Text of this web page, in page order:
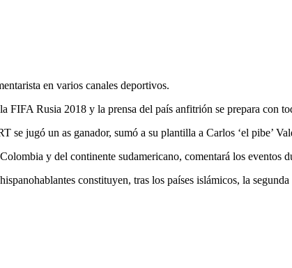
en varios canales deportivos.
FIFA Rusia 2018 y la prensa del país anfitrión se prepara con
jugó un as ganador, sumó a su plantilla a Carlos ‘el pibe’
y del continente sudamericano, comentará los eventos
constituyen, tras los países islámicos, la